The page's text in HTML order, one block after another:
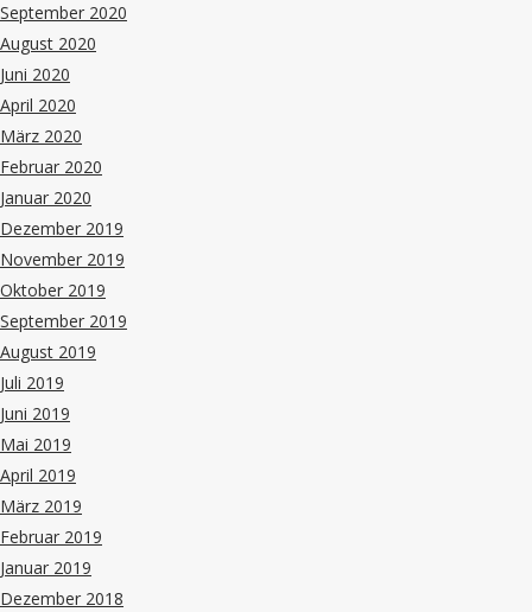
September 2020
August 2020
Juni 2020
April 2020
März 2020
Februar 2020
Januar 2020
Dezember 2019
November 2019
Oktober 2019
September 2019
August 2019
Juli 2019
Juni 2019
Mai 2019
April 2019
März 2019
Februar 2019
Januar 2019
Dezember 2018